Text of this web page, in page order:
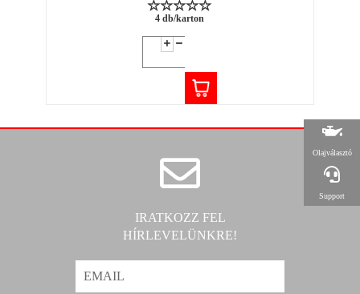
4 db/karton
IRATKOZZ FEL
HÍRLEVELÜNKRE!
Olajválasztó
Support